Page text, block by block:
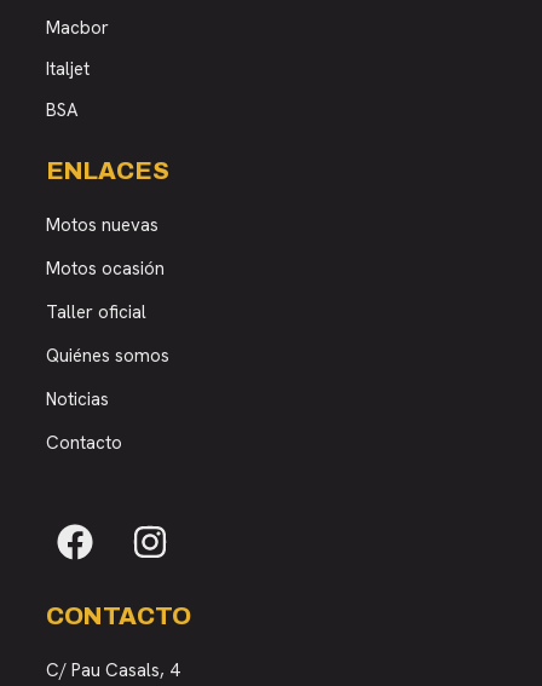
Macbor
Italjet
BSA
ENLACES
Motos nuevas
Motos ocasión
Taller oficial
Quiénes somos
Noticias
Contacto
CONTACTO
C/ Pau Casals, 4